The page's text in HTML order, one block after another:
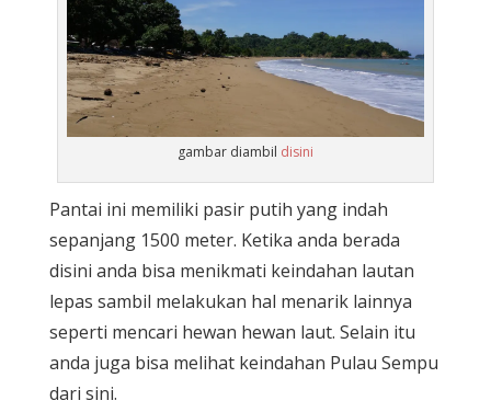
gambar diambil disini
Pantai ini memiliki pasir putih yang indah
sepanjang 1500 meter. Ketika anda berada
disini anda bisa menikmati keindahan lautan
lepas sambil melakukan hal menarik lainnya
seperti mencari hewan hewan laut. Selain itu
anda juga bisa melihat keindahan Pulau Sempu
dari sini.